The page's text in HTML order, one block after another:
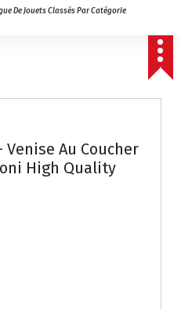
De Jouets Classés Par Catégorie
Venise Au Coucher
High Quality